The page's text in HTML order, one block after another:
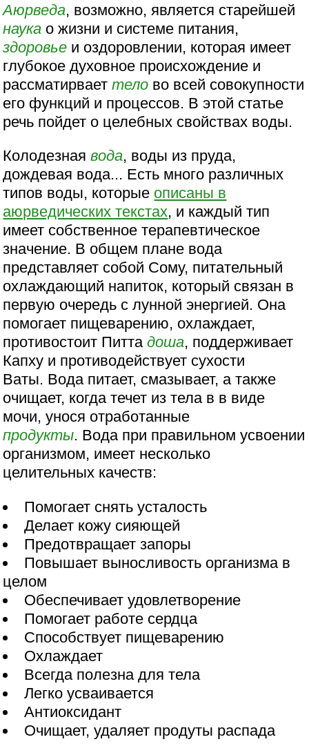
Аюрведа, возможно, является старейшей
наука о жизни и системе питания,
здоровье и оздоровлении, которая имеет
глубокое духовное происхождение и
рассматирваеттело во всей совокупности
его функций и процессов. В этой статье
речь пойдет о целебных свойствах воды.
Колодезнаявода, воды из пруда,
дождевая вода... Есть много различных
типов воды, которые описаны в
аюрведических текстах, и каждый тип
имеет собственное терапевтическое
значение. В общем плане вода
представляет собой Сому, питательный
охлаждающий напиток, который связан в
первую очередь с лунной энергией. Она
помогает пищеварению, охлаждает,
противостоит Питтадоша, поддерживает
Капху и противодействует сухости
Ваты. Вода питает, смазывает, а также
очищает, когда течет из тела в в виде
мочи, унося отработанные
продукты. Вода при правильном усвоении
организмом, имеет несколько
целительных качеств:
Помогает снять усталость
Делает кожу сияющей
Предотвращает запоры
Повышает выносливость организма в
целом
Обеспечивает удовлетворение
Помогает работе сердца
Способствует пищеварению
Охлаждает
Всегда полезна для тела
Легко усваивается
Антиоксидант
Очищает, удаляет продуты распада